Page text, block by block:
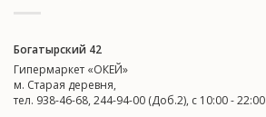
Богатырский 42
Гипермаркет «ОКЕЙ»
м. Старая деревня,
тел. 938-46-68, 244-94-00 (Доб.2), c 10:00 - 22:00